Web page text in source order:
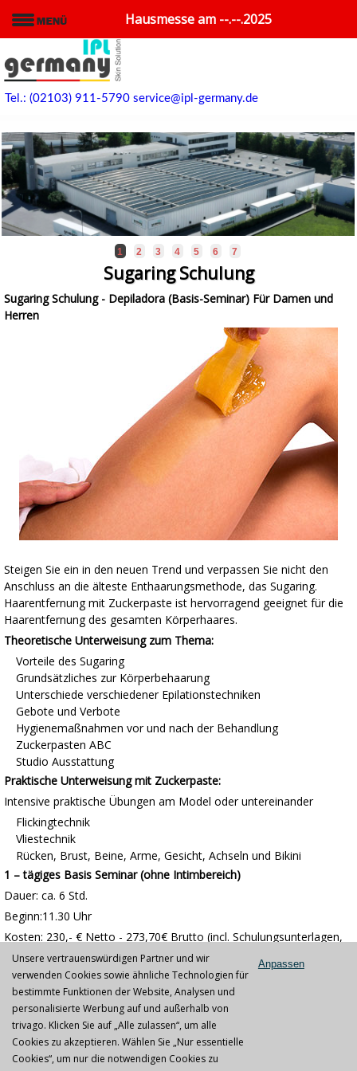
Hausmesse am --.--.2025
Tel.: (02103) 911-5790 service@ipl-germany.de
1 2 3 4 5 6 7
Sugaring Schulung
Sugaring Schulung - Depiladora (Basis-Seminar) Für Damen und
Herren
Steigen Sie ein in den neuen Trend und verpassen Sie nicht den
Anschluss an die älteste Enthaarungsmethode, das Sugaring.
Haarentfernung mit Zuckerpaste ist hervorragend geeignet für die
Haarentfernung des gesamten Körperhaares.
Theoretische Unterweisung zum Thema:
Vorteile des Sugaring
Grundsätzliches zur Körperbehaarung
Unterschiede verschiedener Epilationstechniken
Gebote und Verbote
Hygienemaßnahmen vor und nach der Behandlung
Zuckerpasten ABC
Studio Ausstattung
Praktische Unterweisung mit Zuckerpaste:
Intensive praktische Übungen am Model oder untereinander
Flickingtechnik
Vliestechnik
Rücken, Brust, Beine, Arme, Gesicht, Achseln und Bikini
1 – tägiges Basis Seminar (ohne Intimbereich)
Dauer: ca. 6 Std.
Beginn:11.30 Uhr
Kosten: 230,- € Netto - 273,70€ Brutto (incl. Schulungsunterlagen,
Zertifikat) Die Bezahlung erfolgt vorab bei der Anmeldung! Maximal
8 Teilnehmer pro Kurs, damit optimale Lernergebnisse erzielt
werden
Bitte zu diesem Kurs mitbringen:Wir empfehlen Ihnen, lockere
bequeme Kleidung, flache Schuhe sowie kurze Fingernägel zu
tragen. (Wegen der Flickingtechnik) Bitte folgenden Hinweis für die
Modelle oder bei sich selbst beachten: Zwei Wochen vor
Unsere vertrauenswürdigen Partner und wir
verwenden Cookies sowie ähnliche Technologien für
bestimmte Funktionen der Website, Analysen und
personalisierte Werbung auf und außerhalb von
trivago. Klicken Sie auf „Alle zulassen“, um alle
Cookies zu akzeptieren. Wählen Sie „Nur essentielle
Cookies“, um nur die notwendigen Cookies zu
Anpassen